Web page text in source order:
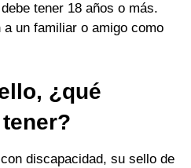
tener 18 años o más.
un familiar o amigo como
¿qué
discapacidad, su sello de